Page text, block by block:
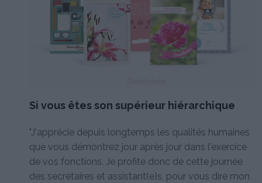
Si vous êtes son supérieur hiérarchique
"J'apprécie depuis longtemps les qualités humaines
que vous démontrez jour après jour dans l'exercice
de vos fonctions. Je profite donc de cette journée
des secrétaires et assistant(e)s, pour vous dire mon